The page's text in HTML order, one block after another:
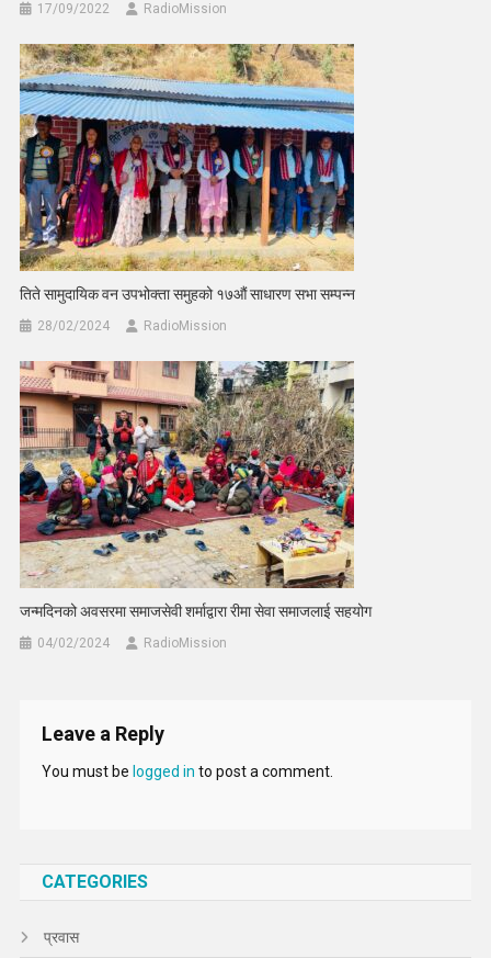
17/09/2022 RadioMission
तिते सामुदायिक वन उपभोक्ता समुहको १७औं साधारण सभा सम्पन्न
28/02/2024 RadioMission
जन्मदिनको अवसरमा समाजसेवी शर्माद्वारा रीमा सेवा समाजलाई सहयोग
04/02/2024 RadioMission
Leave a Reply
You must be logged in to post a comment.
CATEGORIES
प्रवास